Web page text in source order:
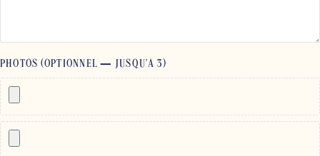
PHOTOS (OPTIONNEL — JUSQU'À 3)